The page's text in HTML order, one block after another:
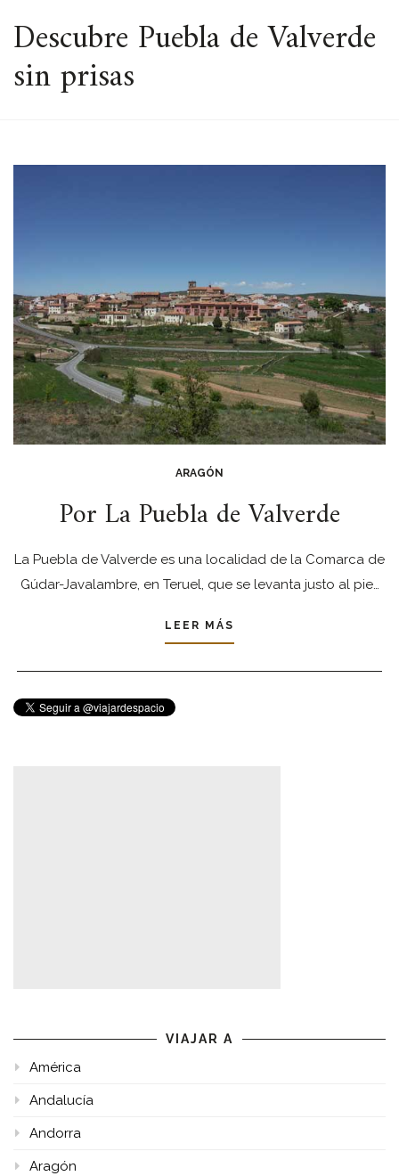
ESPACIO
Descubre Puebla de Valverde
sin prisas
ARAGÓN
Por La Puebla de Valverde
La Puebla de Valverde es una localidad de la Comarca de
Gúdar-Javalambre, en Teruel, que se levanta justo al pie…
LEER MÁS
VIAJAR A
América
Andalucía
Andorra
Aragón